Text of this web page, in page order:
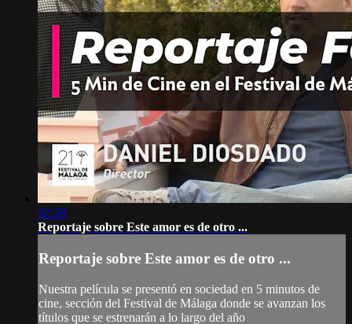
02:38
Reportaje sobre Este amor es de otro ...
Reportaje sobre Este amor es de otro ...
Nuestra película se presentó en sociedad en 5 minutos de
cine, sección del Festival de Málaga donde se avanzan los
títulos que se estrenarán a lo largo del año